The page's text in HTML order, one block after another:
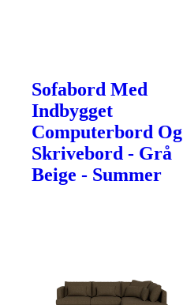
Sofabord Med
Indbygget
Computerbord Og
Skrivebord - Grå
Beige - Summer